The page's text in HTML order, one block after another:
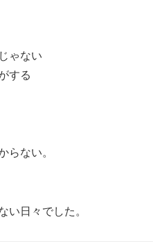
ゃない
する
らない。
い日々でした。